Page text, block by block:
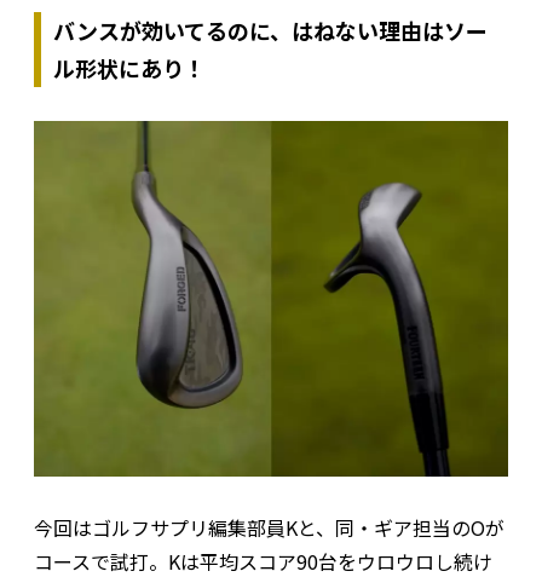
バンスが効いてるのに、はねない理由はソー
ル形状にあり！
今回はゴルフサプリ編集部員Kと、同・ギア担当のOが
コースで試打。Kは平均スコア90台をウロウロし続け